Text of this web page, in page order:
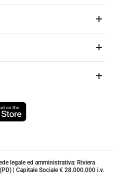
legale ed amministrativa: Riviera
| Capitale Sociale € 28.000.000 i.v.